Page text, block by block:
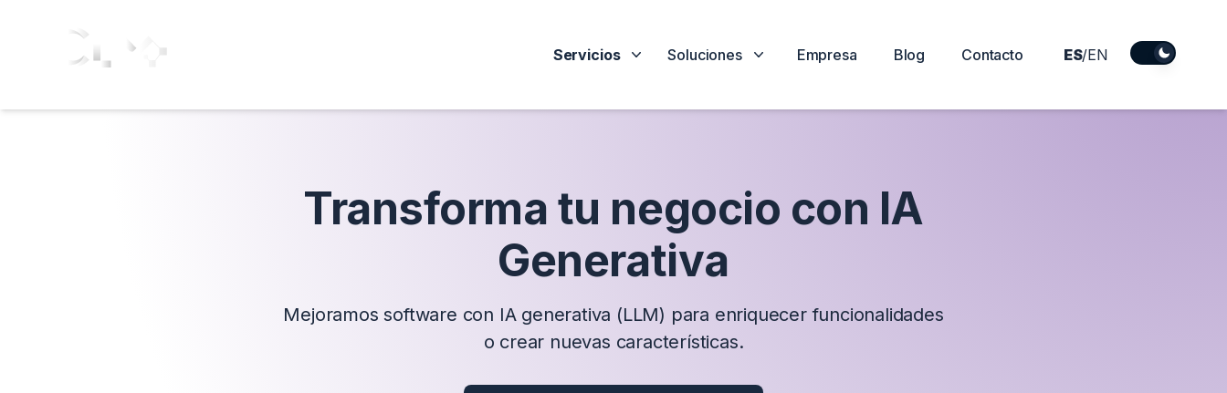
Servicios Soluciones Empresa Blog Contacto ES/EN DarkMode
Transforma tu negocio con IA
Generativa
Mejoramos software con IA generativa (LLM) para enriquecer funcionalidades
o crear nuevas características.